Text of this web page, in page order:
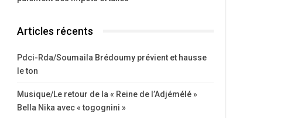
Articles récents
Pdci-Rda/Soumaila Brédoumy prévient et hausse
le ton
Musique/Le retour de la « Reine de l’Adjémélé »
Bella Nika avec « togognini »